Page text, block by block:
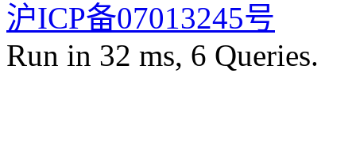
沪ICP备07013245号
Run in 32 ms, 6 Queries.